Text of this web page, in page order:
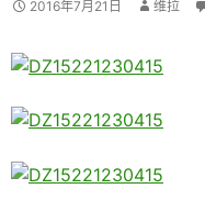
2016年7月21日 维拉